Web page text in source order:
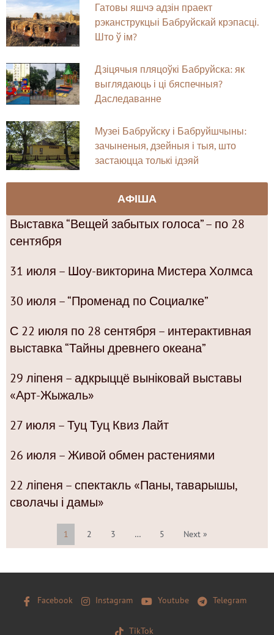
Гатовы яшчэ адзін праект
рэканструкцыі Бабруйскай крэпасці.
Што ў ім?
Дзіцячыя пляцоўкі Бабруйска: як
выглядаюць і ці бяспечныя?
Даследаванне
Музеі Бабруйску і Бабруйшчыны:
зачыненыя, дзейныя і тыя, што
застаюцца толькі ідэяй
АФІША
Выставка “Вещей забытых голоса” – по 28
сентября
31 июля – Шоу-викторина Мистера Холмса
30 июля – “Променад по Социалке”
С 22 июля по 28 сентября – интерактивная
выставка “Тайны древнего океана”
29 ліпеня – адкрыццё выніковай выставы
«Арт-Жыжаль»
27 июля – Туц Туц Квиз Лайт
26 июля – Живой обмен растениями
22 ліпеня – спектакль «Паны, таварышы,
сволачы і дамы»
1 2 3 … 5 Next »
Facebook Instagram Youtube Telegram
TikTok